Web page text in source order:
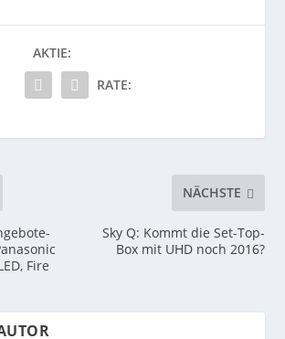
AKTIE:
RATE:
Fire
NÄCHSTE
Sky Q: Kommt die Set-Top-
Box mit UHD noch 2016?